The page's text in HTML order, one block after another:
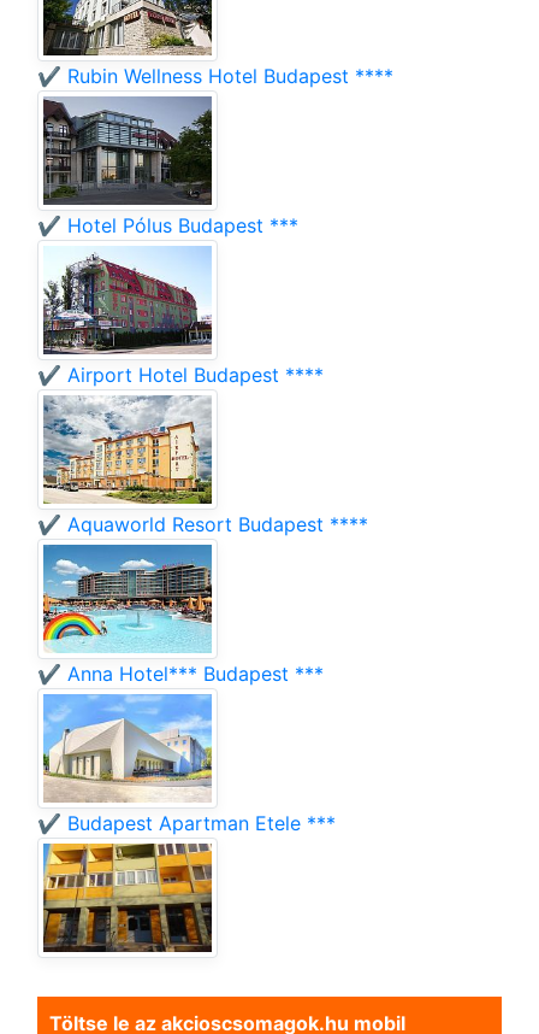
✔️ Rubin Wellness Hotel Budapest ****
✔️ Hotel Pólus Budapest ***
✔️ Airport Hotel Budapest ****
✔️ Aquaworld Resort Budapest ****
✔️ Anna Hotel*** Budapest ***
✔️ Budapest Apartman Etele ***
Töltse le az akcioscsomagok.hu mobil